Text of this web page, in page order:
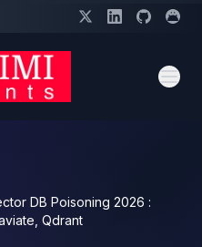
DB Poisoning 2026 :
Qdrant